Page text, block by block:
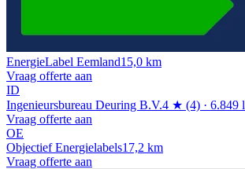
EnergieLabel Eemland15,0 km
Vraag offerte aan
ID
Ingenieursbureau Deuring B.V.4 ★ (4) · 6.849
Vraag offerte aan
OE
Objectief Energielabels17,2 km
Vraag offerte aan